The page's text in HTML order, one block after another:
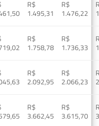
R$
1.495,31
R$
1.476,22
R$
1.758,78
R$
1.736,33
R$
2.092,95
R$
2.066,23
R$
3.662,45
R$
3.615,70